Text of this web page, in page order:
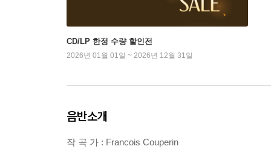
CD/LP 한정 수량 할인전
2026년 01월 01일 ~ 2026년 12월 31일
음반소개
작 곡 가 : Francois Couperin